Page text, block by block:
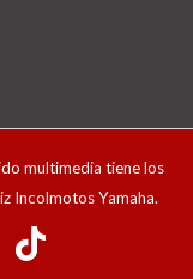
multimedia tiene los
Incolmotos Yamaha.